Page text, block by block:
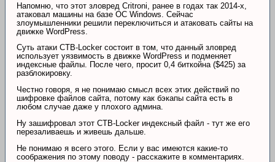
Напомню, что этот зловред Critroni, ранее в годах так 2014-х,
атаковал машины на базе ОС Windows. Сейчас
злоумышленники решили переключиться и атаковать сайты на
движке WordPress.
Суть атаки CTB-Locker состоит в том, что данный зловред
использует уязвимость в движке WordPress и подменяет
индексные файлы. После чего, просит 0,4 биткойна ($425) за
разблокировку.
Честно говоря, я не понимаю смысл всех этих действий по
шифровке файлов сайта, потому как бэкапы сайта есть в
любом случае даже у плохого админа.
Ну зашифровал этот CTB-Locker индексный файл - тут же его
перезаливаешь и живешь дальше.
Не понимаю я всего этого. Если у вас имеются какие-то
соображения по этому поводу - расскажите в комментариях.